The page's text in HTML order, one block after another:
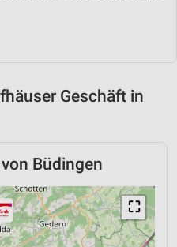
Geschäft in
Büdingen
⛶